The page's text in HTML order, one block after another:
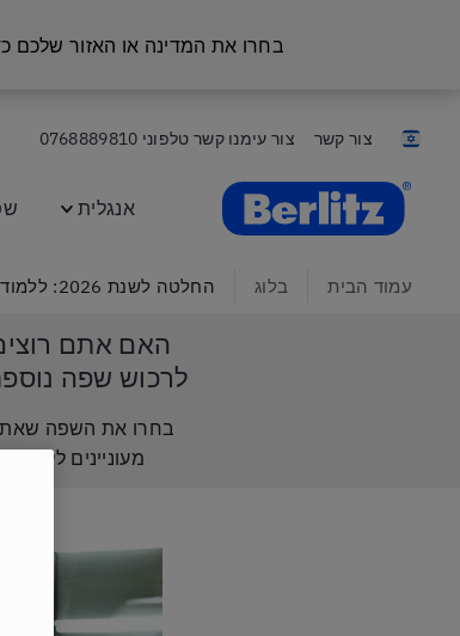
בחרו את המדינה או האזור שלכם
צור קשר צור עימנו קשר טלפוני 0768889810
Berlitz Israel
אנגלית
עמוד הבית בלוג החלטה לשנת 2026: ללמוד שפה חדשה אונליין עם ברליץ
האם אתם
לרכוש שפה
בחרו את השפה
מעוניינים ללמוד